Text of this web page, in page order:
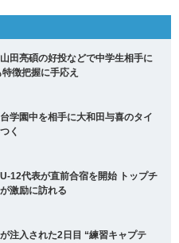
田亮碩の好投などで中学生相手に
徴把握に手応え
学園中を相手に大和田与喜のタイ
く
12代表が直前合宿を開始 トップチ
激励に訪れる
注入された2日目 “練習キャプテ